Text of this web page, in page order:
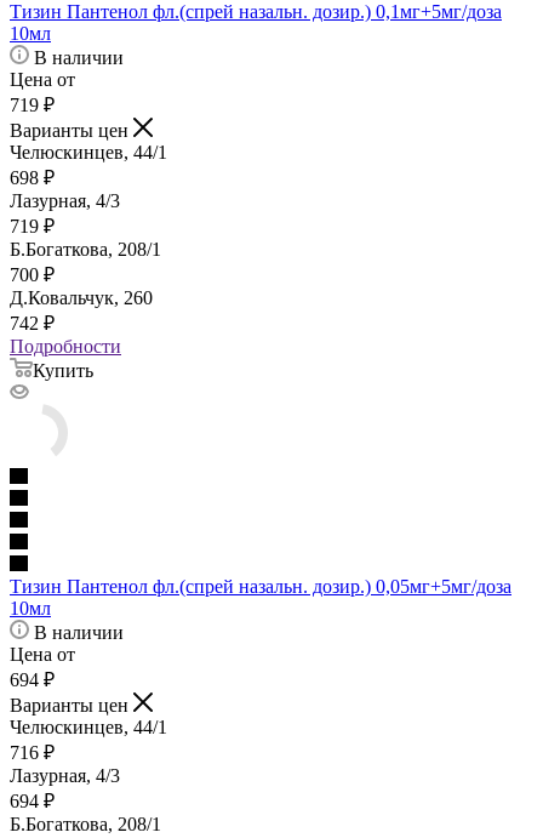
Тизин Пантенол фл.(спрей назальн. дозир.) 0,1мг+5мг/доза
10мл
В наличии
Цена от
719 ₽
Варианты цен
Челюскинцев, 44/1
698 ₽
Лазурная, 4/3
719 ₽
Б.Богаткова, 208/1
700 ₽
Д.Ковальчук, 260
742 ₽
Подробности
Купить
Тизин Пантенол фл.(спрей назальн. дозир.) 0,05мг+5мг/доза
10мл
В наличии
Цена от
694 ₽
Варианты цен
Челюскинцев, 44/1
716 ₽
Лазурная, 4/3
694 ₽
Б.Богаткова, 208/1